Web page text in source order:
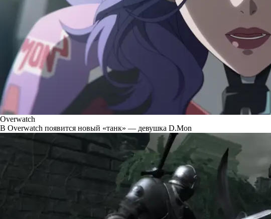
Overwatch
В Overwatch появится новый «танк» — девушка D.Mon